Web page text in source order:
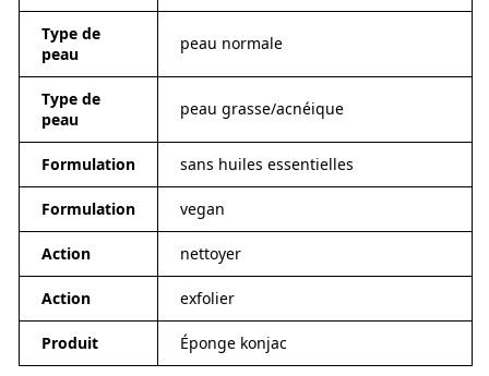
Type de
peau
peau normale
Type de
peau
peau grasse/acnéique
Formulation sans huiles essentielles
Formulation vegan
Action nettoyer
Action exfolier
Produit Éponge konjac